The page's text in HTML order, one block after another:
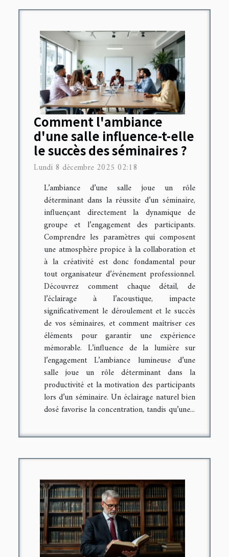
Comment l'ambiance
d'une salle influence-t-elle
le succès des séminaires ?
Lundi 8 décembre 2025 02:18
L’ambiance d’une salle joue un rôle
déterminant dans la réussite d’un séminaire,
influençant directement la dynamique de
groupe et l’engagement des participants.
Comprendre les paramètres qui composent
une atmosphère propice à la collaboration et
à la créativité est donc fondamental pour
tout organisateur d’événement professionnel.
Découvrez comment chaque détail, de
l’éclairage à l’acoustique, impacte
significativement le déroulement et le succès
de vos séminaires, et comment maîtriser ces
éléments pour garantir une expérience
mémorable. L’influence de la lumière sur
l’engagement L’ambiance lumineuse d’une
salle joue un rôle déterminant dans la
productivité et la motivation des participants
lors d’un séminaire. Un éclairage naturel bien
dosé favorise la concentration, tandis qu’une...